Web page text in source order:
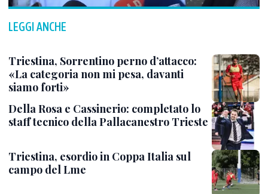
LEGGI ANCHE
Triestina, Sorrentino perno d’attacco:
«La categoria non mi pesa, davanti
siamo forti»
Della Rosa e Cassinerio: completato lo
staff tecnico della Pallacanestro Trieste
Triestina, esordio in Coppa Italia sul
campo del Lme